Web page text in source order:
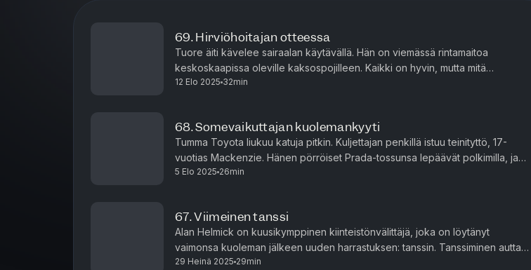
69. Hirviöhoitajan otteessa
Tuore äiti kävelee sairaalan käytävällä. Hän on viemässä rintamaitoa
keskoskaapissa oleville kaksospojilleen. Kaikki on hyvin, mutta mitä
lähemmäs äiti pääsee poikiensa huonetta, sitä kovempana hän ku...
12 Elo 2025 32min
68. Somevaikuttajan kuolemankyyti
Tumma Toyota liukuu katuja pitkin. Kuljettajan penkillä istuu teinityttö, 17-
vuotias Mackenzie. Hänen pörröiset Prada-tossunsa lepäävät polkimilla, ja
hänen katseensa on kiinnittynyt edessä olevaan ti...
5 Elo 2025 26min
67. Viimeinen tanssi
Alan Helmick on kuusikymppinen kiinteistönvälittäjä, joka on löytänyt
vaimonsa kuoleman jälkeen uuden harrastuksen: tanssin. Tanssiminen auttaa
häntä surun keskellä, mutta se ei ole ainoa asia, joka s...
29 Heinä 2025 29min